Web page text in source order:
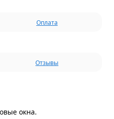
Оплата
Отзывы
окна.